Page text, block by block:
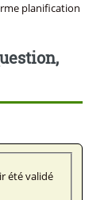
planification
été validé